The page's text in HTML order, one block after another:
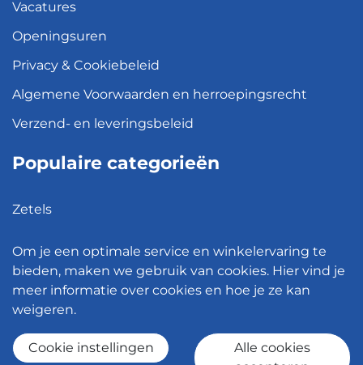
Vacatures
Openingsuren
Privacy & Cookiebeleid
Algemene Voorwaarden en herroepingsrecht
Verzend- en leveringsbeleid
Populaire categorieën
Zetels
Hanglampen
Bureaustoelen
Om je een optimale service en winkelervaring te
bieden, maken we gebruik van cookies. Hier vind je
meer informatie over cookies en hoe je ze kan
weigeren.
Cookie instellingen
Alle cookies